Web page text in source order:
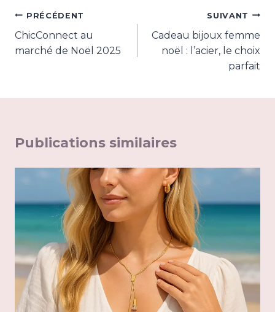
Navigation
de
l’article
PRÉCÉDENT
ChicConnect au
marché de Noël 2025
SUIVANT
Cadeau bijoux femme
noël : l’acier, le choix
parfait
Publications similaires